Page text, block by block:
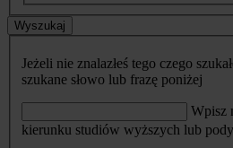
Wyszukaj
Jeżeli nie znalazłeś tego czego
szukane słowo lub frazę poniżej
Wpisz
kierunku studiów wyższych lub